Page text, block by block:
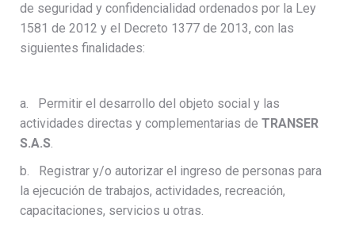
de seguridad y confidencialidad ordenados por la Ley
1581 de 2012 y el Decreto 1377 de 2013, con las
siguientes finalidades:
a. Permitir el desarrollo del objeto social y las
actividades directas y complementarias de TRANSER
S.A.S.
b. Registrar y/o autorizar el ingreso de personas para
la ejecución de trabajos, actividades, recreación,
capacitaciones, servicios u otras.